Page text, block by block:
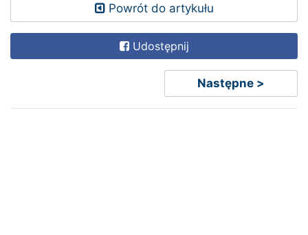
Powrót do artykułu
Udostępnij
Następne >